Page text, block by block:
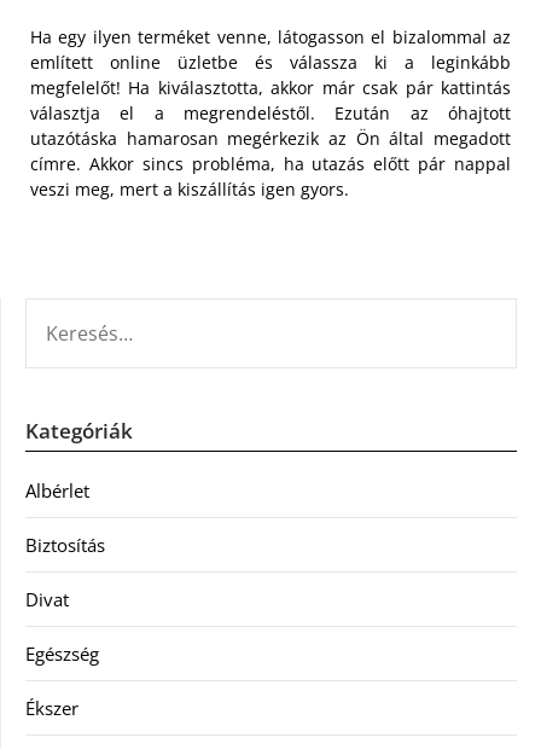
Ha egy ilyen terméket venne, látogasson el bizalommal az
említett online üzletbe és válassza ki a leginkább
megfelelőt! Ha kiválasztotta, akkor már csak pár kattintás
választja el a megrendeléstől. Ezután az óhajtott
utazótáska hamarosan megérkezik az Ön által megadott
címre. Akkor sincs probléma, ha utazás előtt pár nappal
veszi meg, mert a kiszállítás igen gyors.
Kategóriák
Albérlet
Biztosítás
Divat
Egészség
Ékszer